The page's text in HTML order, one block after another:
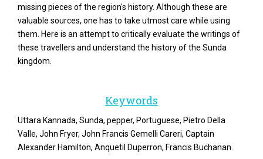
missing pieces of the region's history. Although these are
valuable sources, one has to take utmost care while using
them. Here is an attempt to critically evaluate the writings of
these travellers and understand the history of the Sunda
kingdom.
Keywords
Uttara Kannada, Sunda, pepper, Portuguese, Pietro Della
Valle, John Fryer, John Francis Gemelli Careri, Captain
Alexander Hamilton, Anquetil Duperron, Francis Buchanan.